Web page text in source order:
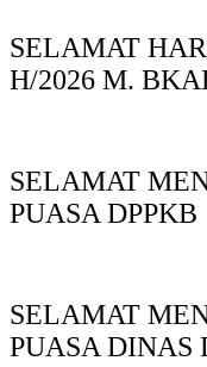
SELAMAT
H/2026 M.
SELAMAT
PUASA DPPKB
SELAMAT
PUASA DINAS